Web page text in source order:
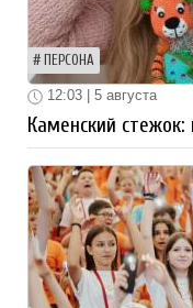
ПЕРСОНА
12:03 | 5 августа
Каменский